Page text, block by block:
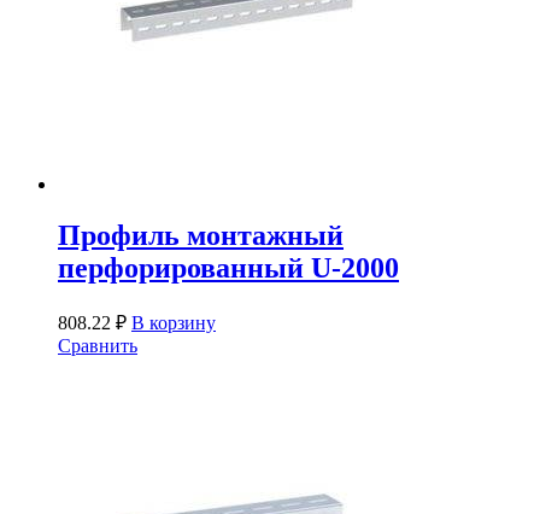
Профиль монтажный
перфорированный U-2000
808.22 ₽ В корзину
Сравнить